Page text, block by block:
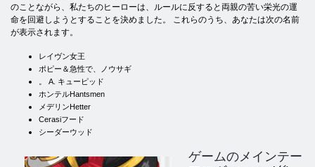
のことながら、私たちのヒーローは、ルールに反すると両親の苦い栄光の運
命を回避しようとすることを決めました。 これらのうち、あなたは次の名前
が表示されます。
レイヴン女王
ポピー＆急性で、ノウサギ
。 A. キューピッド
ホンテルHantsmen
メデリンHetter
Cerasiフード
シーダーウッド
ゲームのメインテー